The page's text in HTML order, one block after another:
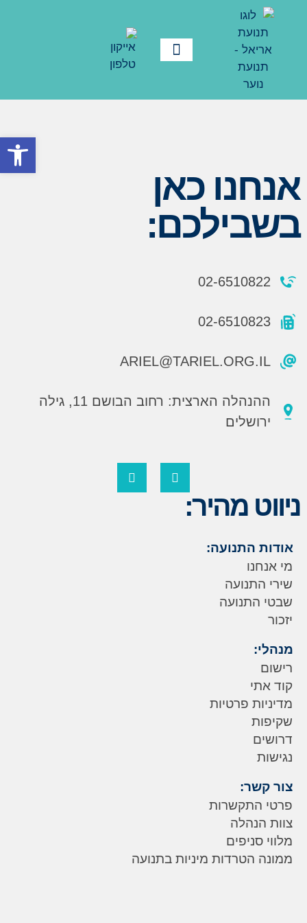
פתח
אנחנו כאן
בשבילכם:
02-6510822
02-6510823
ARIEL@TARIEL.ORG.IL
ההנהלה הארצית: רחוב הבושם 11, גילה
ירושלים
ניווט מהיר:
אודות התנועה:
מי אנחנו
שירי התנועה
שבטי התנועה
יזכור
מנהלי:
רישום
קוד אתי
מדיניות פרטיות
שקיפות
דרושים
נגישות
צור קשר:
פרטי התקשרות
צוות הנהלה
מלווי סניפים
ממונה הטרדות מיניות בתנועה